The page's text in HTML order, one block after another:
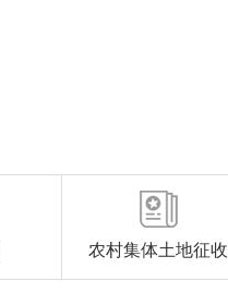
农村集体土地征收